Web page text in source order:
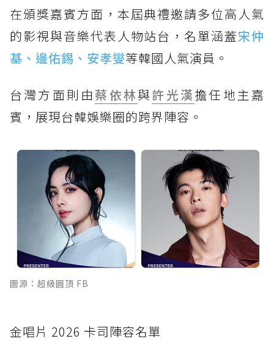
在頒獎嘉賓方面，本屆典禮邀請多位高人氣
的影視與音樂代表人物站台，名單涵蓋宋仲
基、邊佑錫、安孝燮等韓國人氣演員。
台灣方面則由蔡依林與許光漢擔任地主嘉
賓，展現台韓娛樂圈的跨界陣容。
圖源：超級圓頂 FB
金唱片 2026 卡司陣容名單